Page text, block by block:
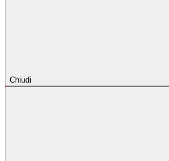
Chiudi